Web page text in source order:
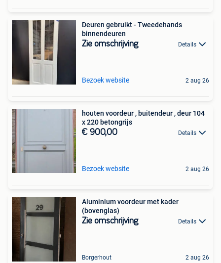
Deuren gebruikt - Tweedehands
binnendeuren
Zie omschrijving Details
Bezoek website 2 aug 26
houten voordeur , buitendeur , deur 104
x 220 betongrijs
€ 900,00 Details
Bezoek website 2 aug 26
Aluminium voordeur met kader
(bovenglas)
Zie omschrijving Details
Borgerhout 2 aug 26